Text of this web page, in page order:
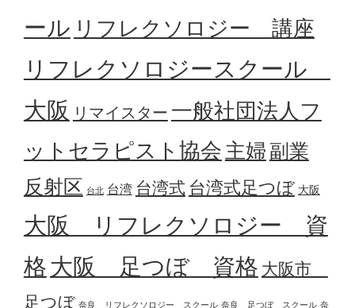
ール リフレクソロジー 講座
リフレクソロジースクール
大阪 リマイスター 一般社団法人フ
ットセラピスト協会 主婦副業
反射区 台北 台湾 台湾式 台湾式足つぼ 大阪
大阪 リフレクソロジー 資
格 大阪 足つぼ 資格 大阪市
足つぼ 奈良 リフレクソロジー スクール 奈良 足つぼ スクール 奈